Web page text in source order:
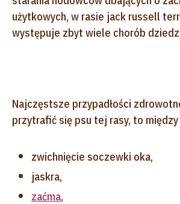
użytkowych, w rasie jack russell
występuje zbyt wiele chorób
Najczęstsze przypadłości
przytrafić się psu tej rasy, to między
zwichnięcie soczewki oka,
jaskra,
zaćma,